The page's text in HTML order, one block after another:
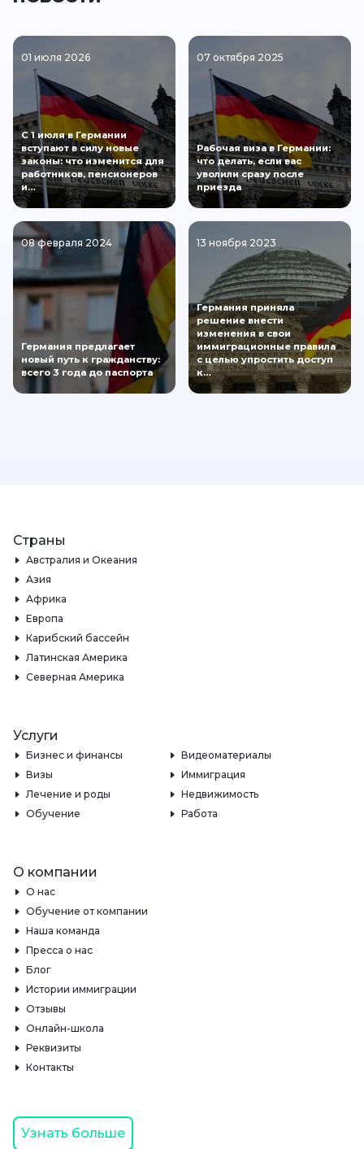
01 июля 2026
С 1 июля в Германии
вступают в силу новые
законы: что изменится для
работников, пенсионеров
и…
07 октября 2025
Рабочая виза в Германии:
что делать, если вас
уволили сразу после
приезда
08 февраля 2024
Германия предлагает
новый путь к гражданству:
всего 3 года до паспорта
13 ноября 2023
Германия приняла
решение внести
изменения в свои
иммиграционные правила
с целью упростить доступ
к…
Страны
Австралия и Океания
Азия
Африка
Европа
Карибский бассейн
Латинская Америка
Северная Америка
Услуги
Бизнес и финансы
Видеоматериалы
Визы
Иммиграция
Лечение и роды
Недвижимость
Обучение
Работа
О компании
О нас
Обучение от компании
Наша команда
Пресса о нас
Блог
Истории иммиграции
Отзывы
Онлайн-школа
Реквизиты
Контакты
Узнать больше